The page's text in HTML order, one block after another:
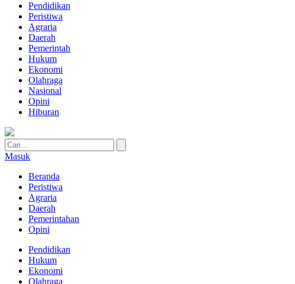
Pendidikan
Peristiwa
Agraria
Daerah
Pemerintah
Hukum
Ekonomi
Olahraga
Nasional
Opini
Hiburan
Masuk
Beranda
Peristiwa
Agraria
Daerah
Pemerintahan
Opini
Pendidikan
Hukum
Ekonomi
Olahraga